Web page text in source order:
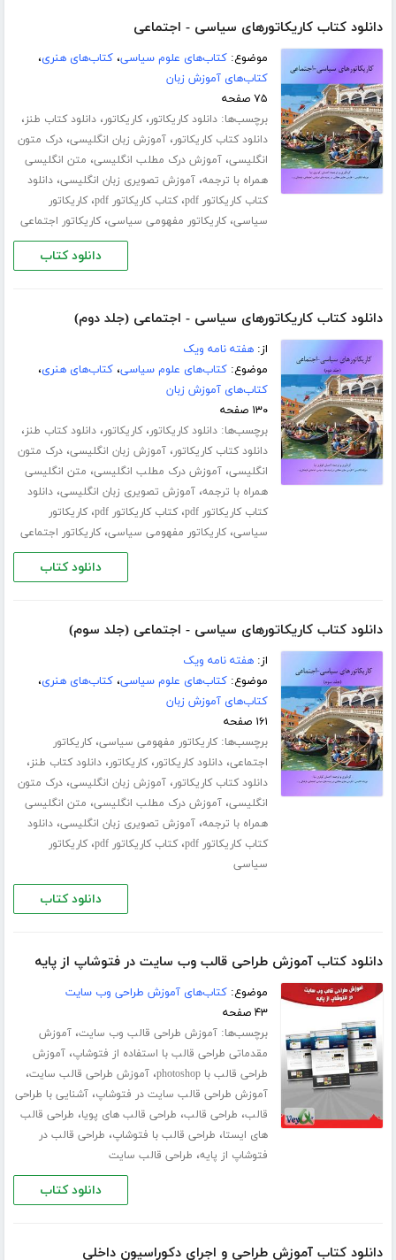
دانلود کتاب کاریکاتورهای سیاسی - اجتماعی
موضوع:کتاب‌های علوم سیاسی،کتاب‌های هنری،
کتاب‌های آموزش زبان
۷۵ صفحه
برچسب‌ها:دانلود کاریکاتور،کاریکاتور،دانلود کتاب طنز،
دانلود کتاب کاریکاتور،آموزش زبان انگلیسی،درک متون
انگلیسی،آموزش درک مطلب انگلیسی، متن انگلیسی
همراه با ترجمه،آموزش تصویری زبان انگلیسی،دانلود
کتاب کاریکاتور pdf
،کتاب کاریکاتور pdf ،کاریکاتور
سیاسی،کاریکاتور مفهومی سیاسی،کاریکاتور اجتماعی
دانلود کتاب
دانلود کتاب کاریکاتورهای سیاسی - اجتماعی (جلد دوم)
از:هفته نامه ویک
موضوع:کتاب‌های علوم سیاسی،کتاب‌های هنری،
کتاب‌های آموزش زبان
۱۳۰ صفحه
برچسب‌ها:دانلود کاریکاتور،کاریکاتور،دانلود کتاب طنز،
دانلود کتاب کاریکاتور،آموزش زبان انگلیسی،درک متون
انگلیسی،آموزش درک مطلب انگلیسی، متن انگلیسی
همراه با ترجمه،آموزش تصویری زبان انگلیسی،دانلود
کتاب کاریکاتور pdf
،کتاب کاریکاتور pdf ،کاریکاتور
سیاسی،کاریکاتور مفهومی سیاسی،کاریکاتور اجتماعی
دانلود کتاب
دانلود کتاب کاریکاتورهای سیاسی - اجتماعی (جلد سوم)
از:هفته نامه ویک
موضوع:کتاب‌های علوم سیاسی،کتاب‌های هنری،
کتاب‌های آموزش زبان
۱۶۱ صفحه
برچسب‌ها:کاریکاتور مفهومی سیاسی،کاریکاتور
اجتماعی،دانلود کاریکاتور،کاریکاتور،دانلود کتاب طنز،
دانلود کتاب کاریکاتور،آموزش زبان انگلیسی،درک متون
انگلیسی،آموزش درک مطلب انگلیسی، متن انگلیسی
همراه با ترجمه،آموزش تصویری زبان انگلیسی،دانلود
کتاب کاریکاتور pdf
،کتاب کاریکاتور pdf ،کاریکاتور
سیاسی
دانلود کتاب
دانلود کتاب آموزش طراحی قالب وب سایت در فتوشاپ از پایه
موضوع:کتاب‌های آموزش طراحی وب سایت
۴۳ صفحه
برچسب‌ها:آموزش طراحی قالب وب سایت،آموزش
مقدماتی طراحی قالب با استفاده از فتوشاپ،آموزش
طراحی قالب با photoshop
،آموزش طراحی قالب سایت،
آموزش طراحی قالب سایت در فتوشاپ،آشنایی با طراحی
قالب، طراحی قالب، طراحی قالب های پویا، طراحی قالب
های ایستا، طراحی قالب با فتوشاپ، طراحی قالب در
فتوشاپ از پایه، طراحی قالب سایت
دانلود کتاب
دانلود کتاب آموزش طراحی و اجرای دکوراسیون داخلی